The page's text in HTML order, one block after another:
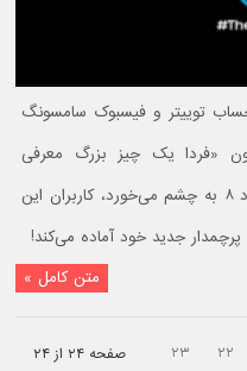
؟!! حساب توییتر و فیسبوک سامسونگ
«فردا یک چیز بزرگ معرفی
می‌شود» و انتشار تصویری که در آن عدد ۸ به چشم می‌خورد، کاربران این
پرچمدار جدید خود آماده می‌کند!
متن کامل »
صفحه ۲۴ از ۲۴ ۲۲
۲۳